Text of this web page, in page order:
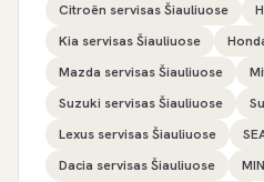
Citroën servisas Šiauliuose
Kia servisas Šiauliuose
Mazda servisas Šiauliuose
Suzuki servisas Šiauliuose
Lexus servisas Šiauliuose
Dacia servisas Šiauliuose